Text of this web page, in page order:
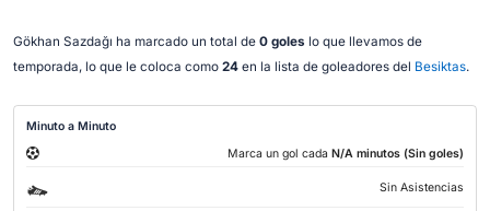
Gökhan Sazdağı ha marcado un total de 0 goles lo que llevamos de
temporada, lo que le coloca como 24en la lista de goleadores del Besiktas.
Minuto a Minuto
Marca un gol cada N/A minutos (Sin goles)
Sin Asistencias